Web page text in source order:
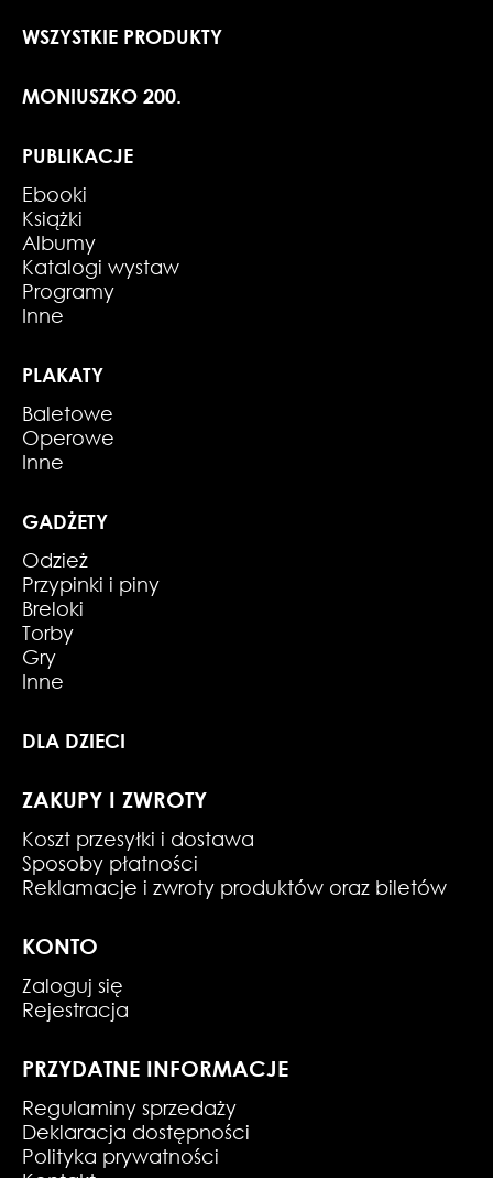
WSZYSTKIE PRODUKTY
MONIUSZKO 200.
PUBLIKACJE
Ebooki
Książki
Albumy
Katalogi wystaw
Programy
Inne
PLAKATY
Baletowe
Operowe
Inne
GADŻETY
Odzież
Przypinki i piny
Breloki
Torby
Gry
Inne
DLA DZIECI
ZAKUPY I ZWROTY
Koszt przesyłki i dostawa
Sposoby płatności
Reklamacje i zwroty produktów oraz biletów
KONTO
Zaloguj się
Rejestracja
PRZYDATNE INFORMACJE
Regulaminy sprzedaży
Deklaracja dostępności
Polityka prywatności